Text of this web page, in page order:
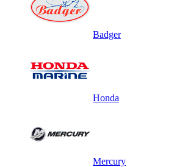
Badger
Honda
Mercury